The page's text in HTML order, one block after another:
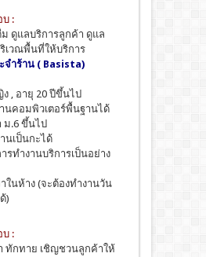
:
ม ดูแลบริการลูกค้า ดูแล
เวณพื้นที่ให้บริการ
จำร้าน ( Basista)
, อายุ 20 ปีขึ้นไป
นคอมพิวเตอร์พื้นฐานได้
ม.6 ขึ้นไป
นเป็นกะได้
รทำงานบริการเป็นอย่าง
ในห้าง (จะต้องทำงานวัน
)
:
ทักทาย เชิญชวนลูกค้าให้